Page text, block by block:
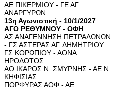
ΑΕ ΠΙΚΕΡΜΙΟΥ - ΓΕ ΑΓ.
ΑΝΑΡΓΥΡΩΝ
13η Αγωνιστική - 10/1/2027
ΑΓΟ ΡΕΘΥΜΝΟΥ - ΟΦΗ
ΑΣ ΑΝΑΓΕΝΝΗΣΗ ΠΕΤΡΑΛΩΝΩΝ
- ΓΣ ΑΣΤΕΡΑΣ ΑΓ. ΔΗΜΗΤΡΙΟΥ
ΓΣ ΚΟΡΩΠΙΟΥ - ΑΟΝΑ
ΗΡΟΔΟΤΟΣ
ΑΟ ΙΚΑΡΟΣ Ν. ΣΜΥΡΝΗΣ - ΑΕ Ν.
ΚΗΦΙΣΙΑΣ
ΠΟΡΦΥΡΑΣ ΑΟΦ - ΑΕ